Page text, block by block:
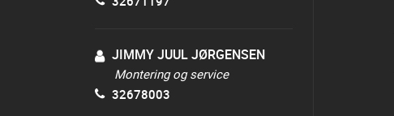
JIMMY JUUL JØRGENSEN
Montering og service
32678003